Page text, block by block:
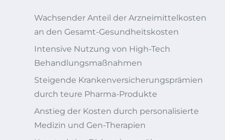
Wachsender Anteil der Arzneimittelkosten
an den Gesamt-Gesundheitskosten
Intensive Nutzung von High-Tech
Behandlungsmaßnahmen
Steigende Krankenversicherungsprämien
durch teure Pharma-Produkte
Anstieg der Kosten durch personalisierte
Medizin und Gen-Therapien